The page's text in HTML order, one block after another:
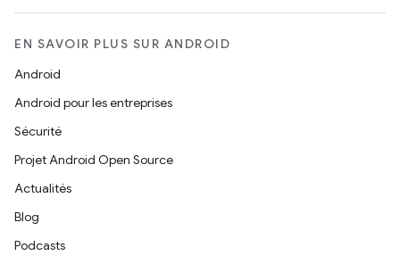
EN SAVOIR PLUS SUR ANDROID
Android
Android pour les entreprises
Sécurité
Projet Android Open Source
Actualités
Blog
Podcasts